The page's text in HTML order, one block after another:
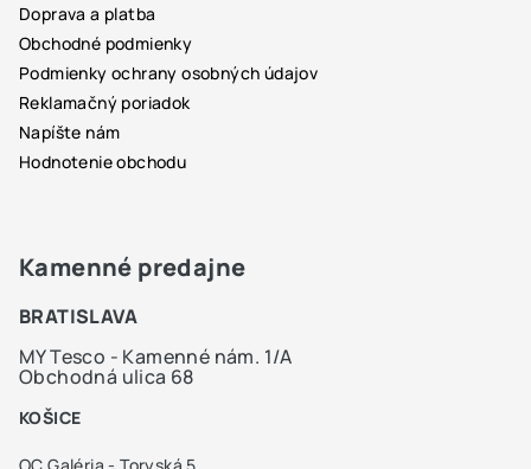
Doprava a platba
Obchodné podmienky
Podmienky ochrany osobných údajov
Reklamačný poriadok
Napíšte nám
Hodnotenie obchodu
Kamenné predajne
BRATISLAVA
MY Tesco - Kamenné nám. 1/A
Obchodná ulica 68
KOŠICE
OC Galéria - Toryská 5